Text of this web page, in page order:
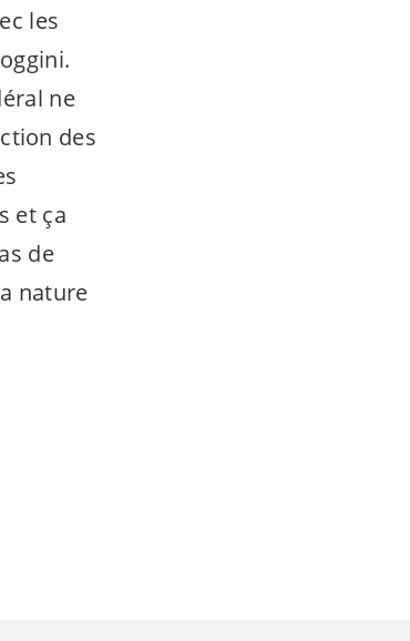
les
ne
des
et ça
de
nature